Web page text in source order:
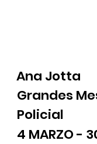
Ana Jotta
Grandes
Policial
4 MARZO -